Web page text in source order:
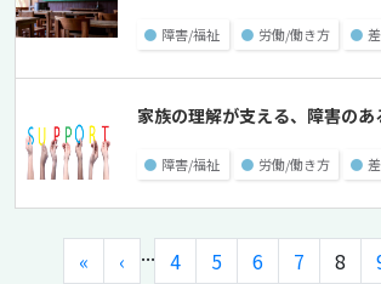
● 障害/福祉 ● 労働/働き方 ●
家族の理解が支える、障害のあ
● 障害/福祉 ● 労働/働き方 ●
« ‹ ... 4 5 6 7 8